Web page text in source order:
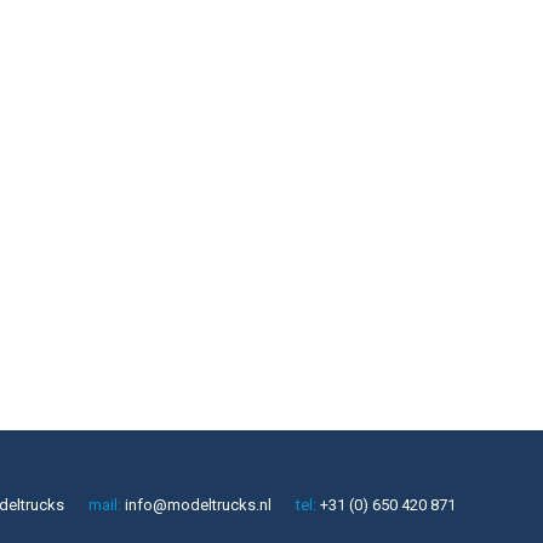
mail: info@modeltrucks.nl tel: +31 (0) 650 420 871